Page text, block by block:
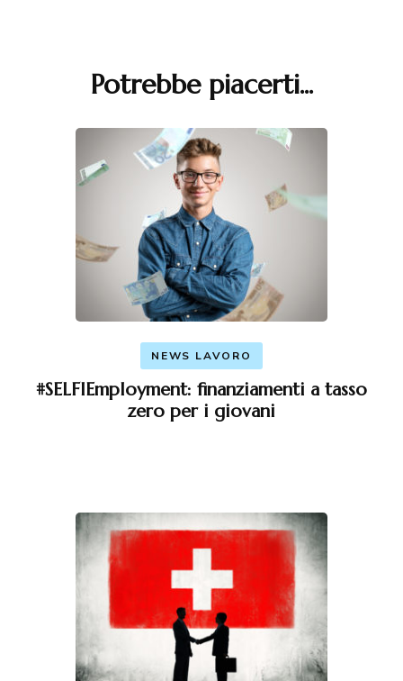
NavigazionePotrebbe piacerti...
NEWS LAVORO
#SELFIEmployment: finanziamenti a tasso
zero per i giovani